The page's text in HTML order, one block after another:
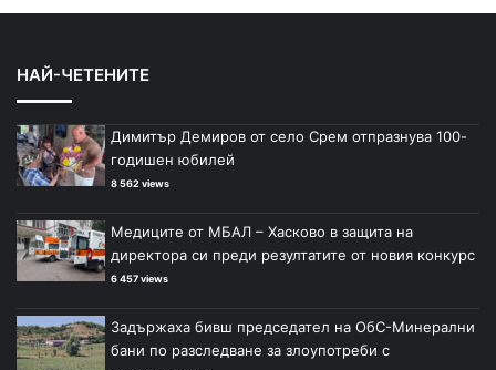
НАЙ-ЧЕТЕНИТЕ
Димитър Демиров от село Срем отпразнува 100-
годишен юбилей
8 562 views
Медиците от МБАЛ – Хасково в защита на
директора си преди резултатите от новия конкурс
6 457 views
Задържаха бивш председател на ОбС-Минерални
бани по разследване за злоупотреби с